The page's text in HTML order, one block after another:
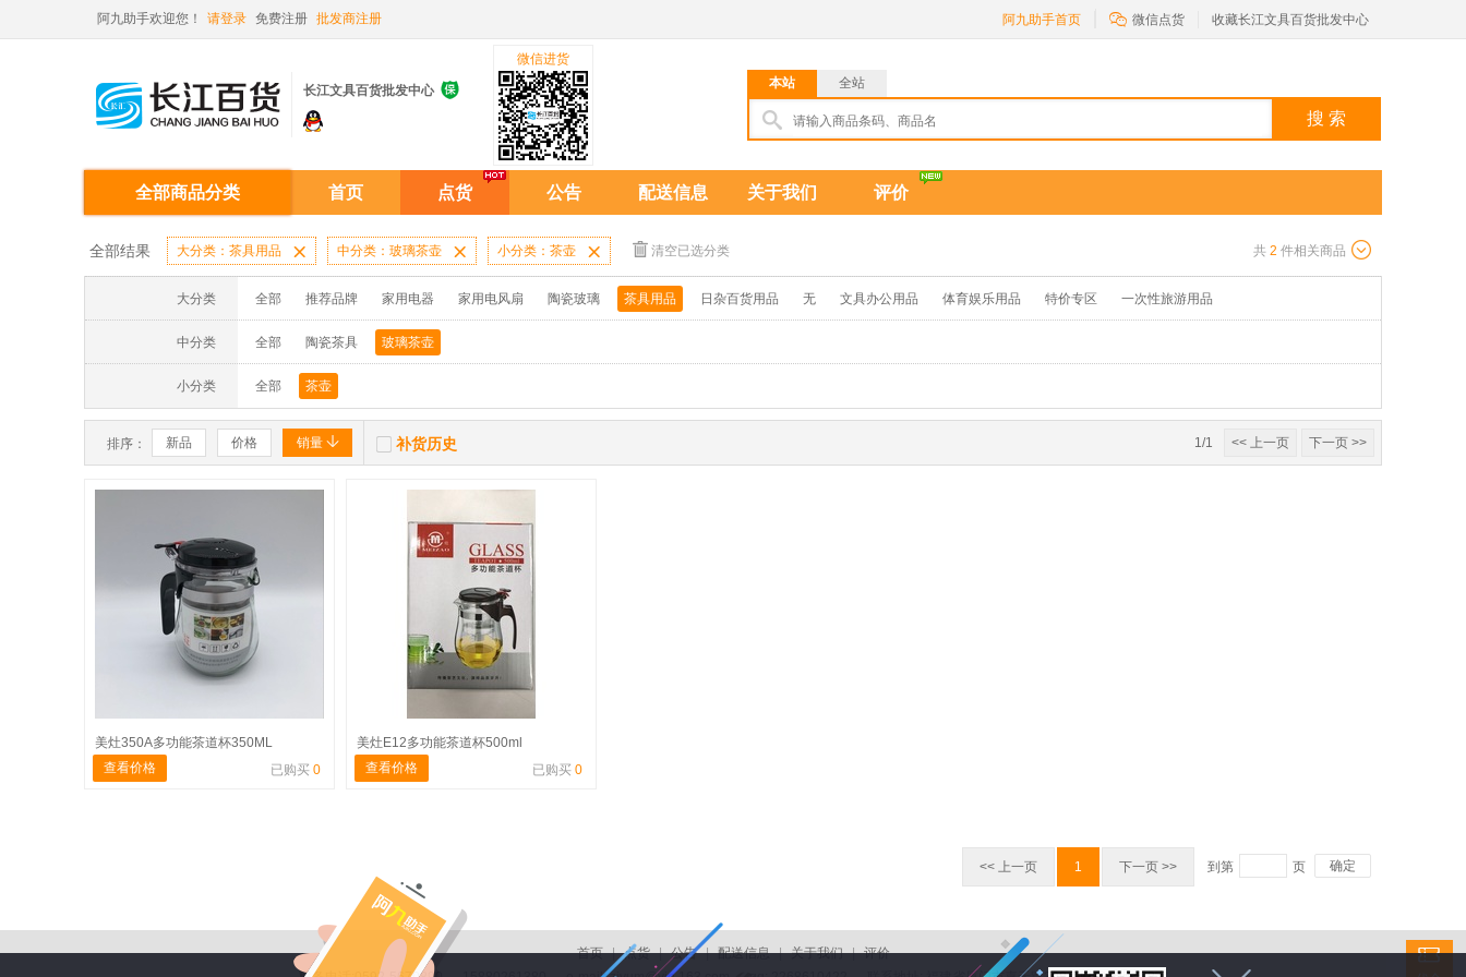
阿九助手欢迎您！ 请登录 免费注册 批发商注册 阿九助手首页  微信点货 收藏长江文具百货批发中心
长江文具百货批发中心 
微信进货
本站
全站
搜 索
全部商品分类 首页 点货 公告 配送信息 关于我们 评价
全部结果 大分类：茶具用品  中分类：玻璃茶壶  小分类：茶壶  清空已选分类 共 2 件相关商品
大分类 全部 推荐品牌 家用电器 家用电风扇 陶瓷玻璃 茶具用品 日杂百货用品 无 文具办公用品 体育娱乐用品 特价专区 一次性旅游用品
中分类 全部 陶瓷茶具 玻璃茶壶
小分类 全部 茶壶
排序： 新品 价格 销量   补货历史 1/1 << 上一页 下一页 >>
美灶350A多功能茶道杯350ML
查看价格
已购买 0
美灶E12多功能茶道杯500ml
查看价格
已购买 0
<< 上一页 1 下一页 >> 到第 页 确定
首页 | 点货 | 公告 | 配送信息 | 关于我们 | 评价
